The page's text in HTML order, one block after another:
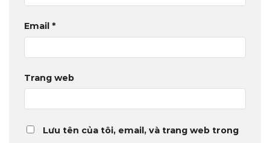
Email *
Trang web
Lưu tên của tôi, email, và trang web trong